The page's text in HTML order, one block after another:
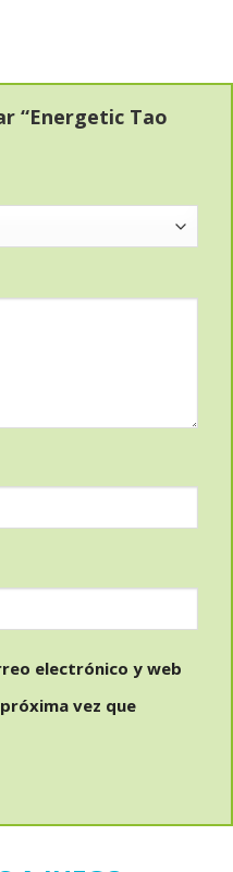
“Energetic Tao
electrónico y web
vez que